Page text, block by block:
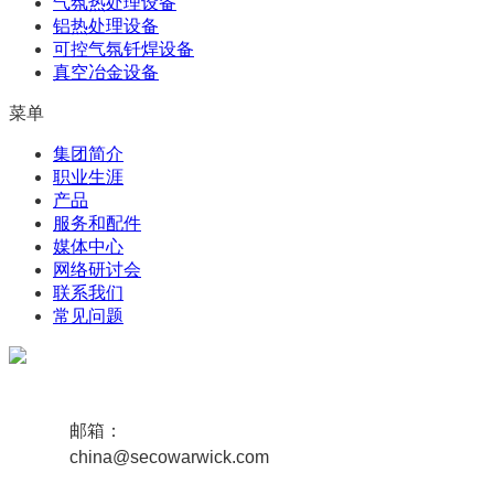
铝热处理设备
可控气氛钎焊设备
真空冶金设备
菜单
集团简介
职业生涯
产品
服务和配件
媒体中心
网络研讨会
联系我们
常见问题
邮箱：
china@secowarwick.com